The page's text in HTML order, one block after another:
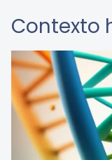
Contexto